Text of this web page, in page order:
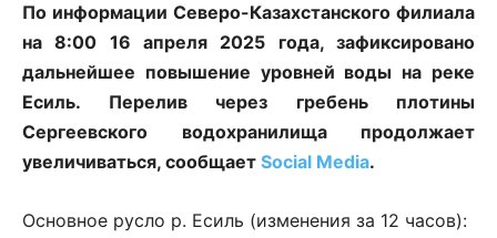
По информации Северо-Казахстанского филиала
на 8:00 16 апреля 2025 года, зафиксировано
дальнейшее повышение уровней воды на реке
Есиль. Перелив через гребень плотины
Сергеевского водохранилища продолжает
увеличиваться, сообщает Social Media.
Основное русло р. Есиль (изменения за 12 часов):